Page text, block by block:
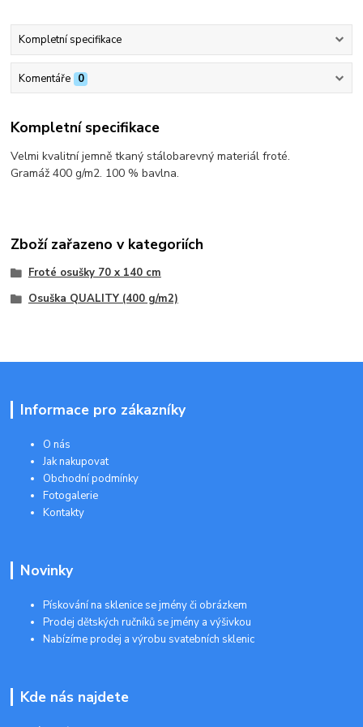
Kompletní specifikace
Komentáře 0
Kompletní specifikace
Velmi kvalitní jemně tkaný stálobarevný materiál froté.
Gramáž 400 g/m2. 100 % bavlna.
Zboží zařazeno v kategoriích
Froté osušky 70 x 140 cm
Osuška QUALITY (400 g/m2)
Informace pro zákazníky
O nás
Jak nakupovat
Obchodní podmínky
Fotogalerie
Kontakty
Novinky
Pískování na sklenice se jmény či obrázkem
Prodej dětských ručníků se jmény a výšivkou
Nabízíme prodej a výrobu svatebních sklenic
Kde nás najdete